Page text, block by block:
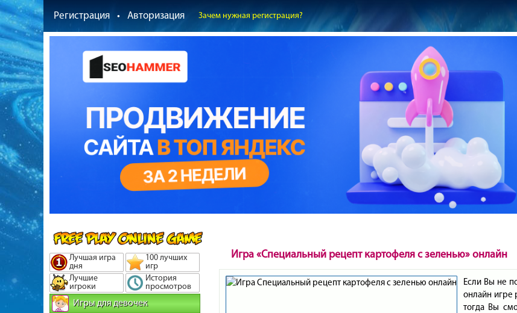
Регистрация • Авторизация Зачем нужная регистрация?
Лучшая игра
дня
100 лучших
игр
Лучшие
игроки
История
просмотров
Игры для девочек
Игра «Специальный рецепт картофеля с зеленью» онлайн
Если Вы не
онлайн игре
тогда Вы